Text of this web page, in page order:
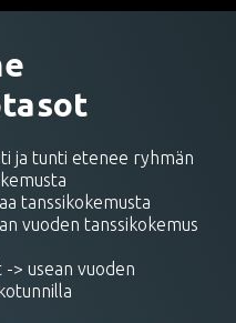
ja tunti etenee ryhmän
tanssikokemusta
vuoden tanssikokemus
> usean vuoden